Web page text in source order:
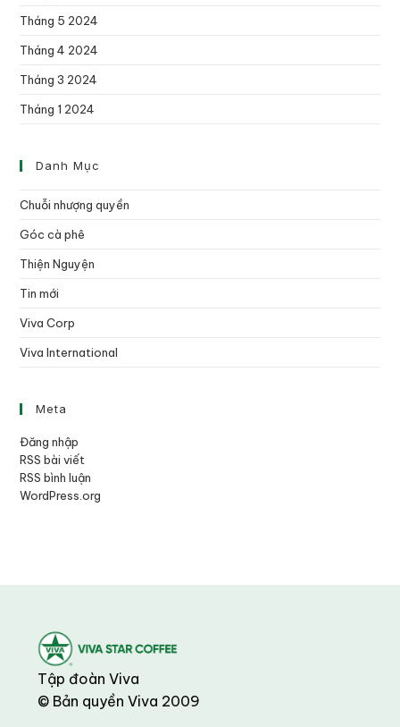
Tháng 5 2024
Tháng 4 2024
Tháng 3 2024
Tháng 1 2024
Danh Mục
Chuỗi nhượng quyền
Góc cà phê
Thiện Nguyện
Tin mới
Viva Corp
Viva International
Meta
Đăng nhập
RSS bài viết
RSS bình luận
WordPress.org
Tập đoàn Viva
© Bản quyền Viva 2009